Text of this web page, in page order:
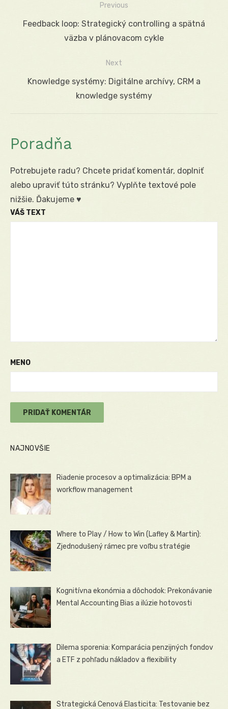
Navigácia
Previous
Previous
Feedback loop: Strategický controlling a spätná
väzba v plánovacom cykle
Next
NextKnowledge systémy: Digitálne archívy, CRM a
knowledge systémy
Poradňa
Potrebujete radu? Chcete pridať komentár, doplniť
alebo upraviť túto stránku? Vyplňte textové pole
nižšie. Ďakujeme ♥
VÁŠ TEXT
MENO
NAJNOVŠIE
Riadenie procesov a optimalizácia: BPM a
workflow management
Where to Play / How to Win (Lafley & Martin):
Zjednodušený rámec pre voľbu stratégie
Kognitívna ekonómia a dôchodok: Prekonávanie
Mental Accounting Bias a ilúzie hotovosti
Dilema sporenia: Komparácia penzijných fondov
a ETF z pohľadu nákladov a flexibility
Strategická Cenová Elasticita: Testovanie bez